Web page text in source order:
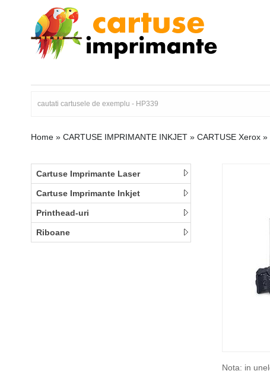
Home » CARTUSE IMPRIMANTE INKJET » CARTUSE Xerox »
Cartuse Imprimante Laser
Cartuse Imprimante Inkjet
Printhead-uri
Riboane
Nota: in